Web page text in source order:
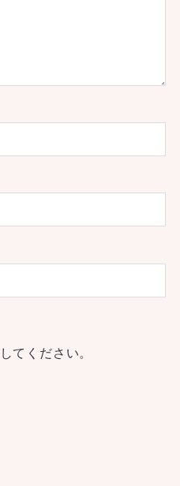
てください。